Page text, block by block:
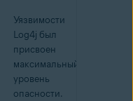
Уязвимости
Log4j был
присвоен
максимальный
уровень
опасности.